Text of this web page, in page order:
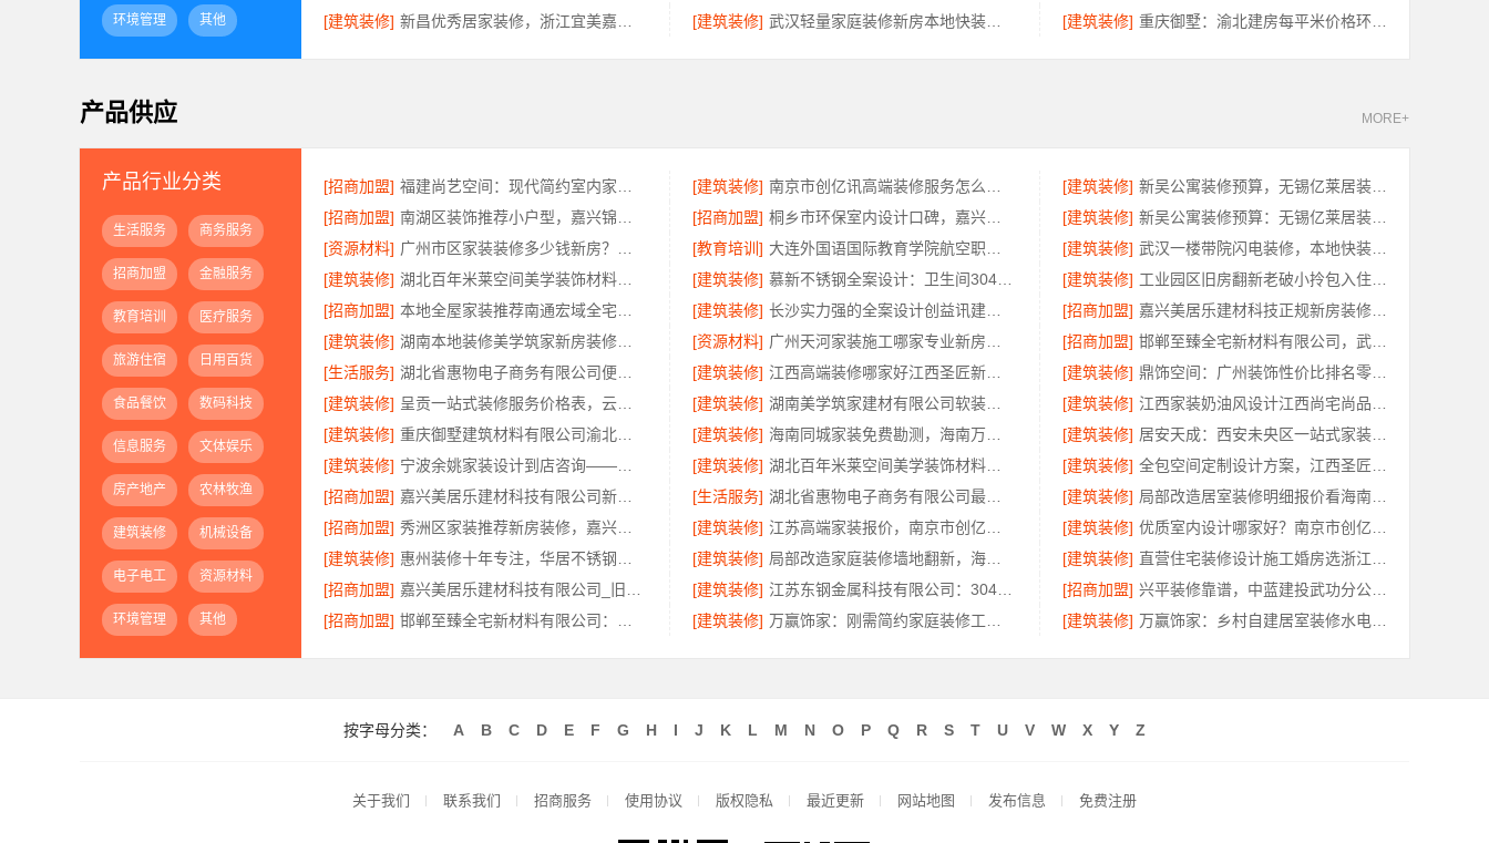
环境管理 其他
[建筑装修]
[建筑装修] [建筑装修] 重庆御墅：渝北建房每平米价格环保材料
产品供应 MORE+
产品行业分类
生活服务 商务服务
招商加盟 金融服务
教育培训 医疗服务
旅游住宿 日用百货
食品餐饮 数码科技
信息服务 文体娱乐
房产地产 农林牧渔
建筑装修 机械设备
电子电工 资源材料
环境管理 其他
[招商加盟] [建筑装修] [建筑装修]
新吴公寓装修预算，无锡亿莱居装饰工程材料有限公司一站式服务
[招商加盟]
[招商加盟] [建筑装修]
新吴公寓装修预算：无锡亿莱居装饰工程材料有限公司定制专属方案
[资源材料]
[教育培训] [建筑装修]
武汉一楼带院闪电装修，本地快装（湖北）科技有限公司工期短
[建筑装修]
[建筑装修] [建筑装修]
工业园区旧房翻新老破小拎包入住_苏州兔哥哥智装
[招商加盟]
[建筑装修] [招商加盟]
嘉兴美居乐建材科技正规新房装修收费
[建筑装修]
[资源材料] [招商加盟]
邯郸至臻全宅新材料有限公司，武安焕新至臻打造零醛理想居所
[生活服务]
[建筑装修] [建筑装修]
鼎饰空间：广州装饰性价比排名零增项承诺
[建筑装修]
[建筑装修] [建筑装修]
[建筑装修]
[建筑装修] [建筑装修]
居安天成：西安未央区一站式家装设计刚需房售后完善
[建筑装修]
[建筑装修] [建筑装修]
[招商加盟]
[生活服务] [建筑装修]
局部改造居室装修明细报价看海南万赢饰家
[招商加盟]
[建筑装修] [建筑装修]
[建筑装修]
[建筑装修] [建筑装修]
[招商加盟]
[建筑装修] [招商加盟]
兴平装修靠谱，中蓝建投武功分公司全包放心
[招商加盟]
[建筑装修] [建筑装修]
按字母分类： A B C D E F G H I J K L M N O P Q R S T U V W X Y Z
关于我们 联系我们 招商服务 使用协议 版权隐私 最近更新 网站地图 发布信息 免费注册